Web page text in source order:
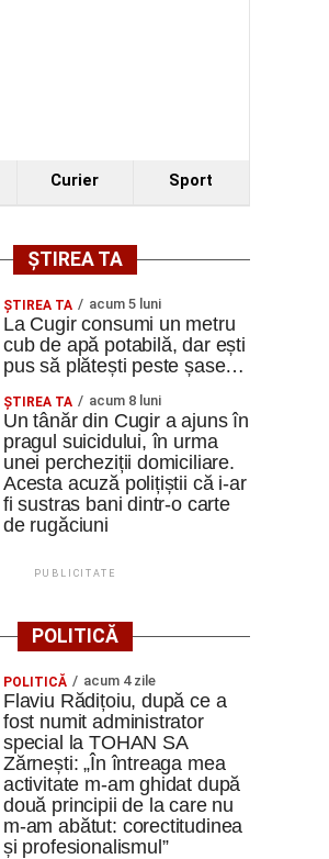
Curier Sport
ȘTIREA TA
ȘTIREA TA acum 5 luni
La Cugir consumi un metru
cub de apă potabilă, dar ești
pus să plătești peste șase…
ȘTIREA TA acum 8 luni
Un tânăr din Cugir a ajuns în
pragul suicidului, în urma
unei percheziții domiciliare.
Acesta acuză polițiștii că i-ar
fi sustras bani dintr-o carte
de rugăciuni
PUBLICITATE
POLITICĂ
POLITICĂ acum 4 zile
Flaviu Rădițoiu, după ce a
fost numit administrator
special la TOHAN SA
Zărnești: „În întreaga mea
activitate m-am ghidat după
două principii de la care nu
m-am abătut: corectitudinea
și profesionalismul”